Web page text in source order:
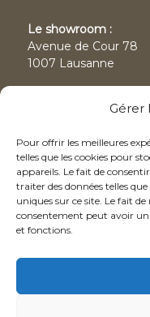
Gérer
Pour offrir les meilleures
telles que les cookies pour
appareils. Le fait de
traiter des données telles
uniques sur ce site. Le fait
consentement peut avoir
et fonctions.
Le showroom :
Avenue de Cour 78
1007 Lausanne
Suivez-nous
Coordonnées
Tél.:+41 21 624 05 37